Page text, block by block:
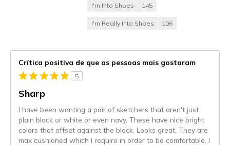
I'm Into Shoes 145
I'm Really Into Shoes 106
Crítica positiva de que as pessoas mais gostaram
5
Sharp
I have been wanting a pair of sketchers that aren't just
plain black or white or even navy. These have nice bright
colors that offset against the black. Looks great. They are
max cushioned which I require in order to be comfortable. I